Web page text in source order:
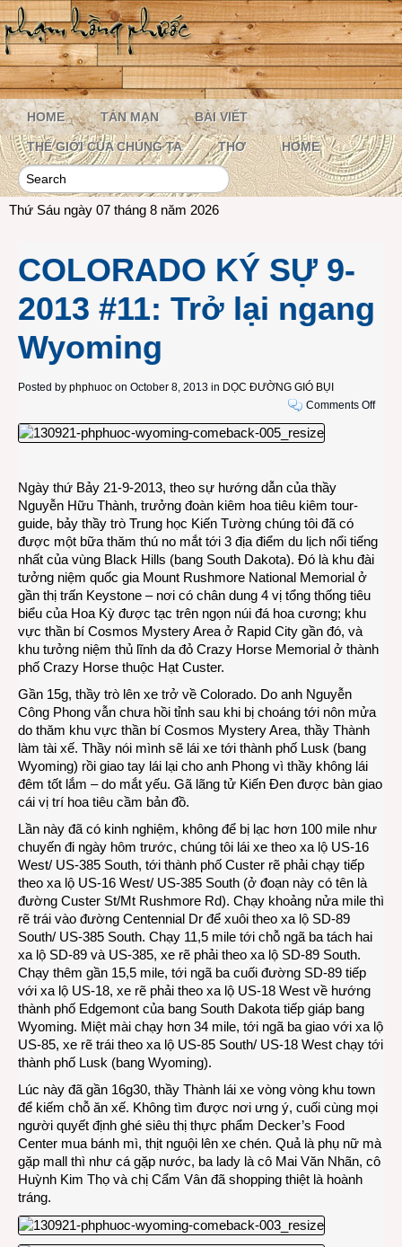
HOME TẢN MẠN BÀI VIẾT
THẾ GIỚI CỦA CHÚNG TA THƠ HOME
Thứ Sáu ngày 07 tháng 8 năm 2026
COLORADO KÝ SỰ 9-
2013 #11: Trở lại ngang
Wyoming
Posted by phphuoc on October 8, 2013 in DỌC ĐƯỜNG GIÓ BỤI
Comments Offon
lại
Ngày thứ Bảy 21-9-2013, theo sự hướng dẫn của thầy
Nguyễn Hữu Thành, trưởng đoàn kiêm hoa tiêu kiêm tour-
guide, bảy thầy trò Trung học Kiến Tường chúng tôi đã có
được một bữa thăm thú no mắt tới 3 địa điểm du lịch nổi tiếng
nhất của vùng Black Hills (bang South Dakota). Đó là khu đài
tưởng niệm quốc gia Mount Rushmore National Memorial ở
gần thị trấn Keystone – nơi có chân dung 4 vị tổng thống tiêu
biểu của Hoa Kỳ được tạc trên ngọn núi đá hoa cương; khu
vực thần bí Cosmos Mystery Area ở Rapid City gần đó, và
khu tưởng niệm thủ lĩnh da đỏ Crazy Horse Memorial ở thành
phố Crazy Horse thuộc Hạt Custer.
Gần 15g, thầy trò lên xe trở về Colorado. Do anh Nguyễn
Công Phong vẫn chưa hồi tỉnh sau khi bị choáng tới nôn mửa
do thăm khu vực thần bí Cosmos Mystery Area, thầy Thành
làm tài xế. Thầy nói mình sẽ lái xe tới thành phố Lusk (bang
Wyoming) rồi giao tay lái lại cho anh Phong vì thầy không lái
đêm tốt lắm – do mắt yếu. Gã lãng tử Kiến Đen được bàn giao
cái vị trí hoa tiêu cầm bản đồ.
Lần này đã có kinh nghiệm, không để bị lạc hơn 100 mile như
chuyến đi ngày hôm trước, chúng tôi lái xe theo xa lộ US-16
West/ US-385 South, tới thành phố Custer rẽ phải chạy tiếp
theo xa lộ US-16 West/ US-385 South (ở đoạn này có tên là
đường Custer St/Mt Rushmore Rd). Chạy khoảng nửa mile thì
rẽ trái vào đường Centennial Dr để xuôi theo xa lộ SD-89
South/ US-385 South. Chạy 11,5 mile tới chỗ ngã ba tách hai
xa lộ SD-89 và US-385, xe rẽ phải theo xa lộ SD-89 South.
Chạy thêm gần 15,5 mile, tới ngã ba cuối đường SD-89 tiếp
với xa lộ US-18, xe rẽ phải theo xa lộ US-18 West về hướng
thành phố Edgemont của bang South Dakota tiếp giáp bang
Wyoming. Miệt mài chạy hơn 34 mile, tới ngã ba giao với xa lộ
US-85, xe rẽ trái theo xa lộ US-85 South/ US-18 West chạy tới
thành phố Lusk (bang Wyoming).
Lúc này đã gần 16g30, thầy Thành lái xe vòng vòng khu town
để kiếm chỗ ăn xế. Không tìm được nơi ưng ý, cuối cùng mọi
người quyết định ghé siêu thị thực phẩm Decker’s Food
Center mua bánh mì, thịt nguội lên xe chén. Quả là phụ nữ mà
gặp mall thì như cá gặp nước, ba lady là cô Mai Văn Nhãn, cô
Huỳnh Kim Thọ và chị Cẩm Vân đã shopping thiệt là hoành
tráng.